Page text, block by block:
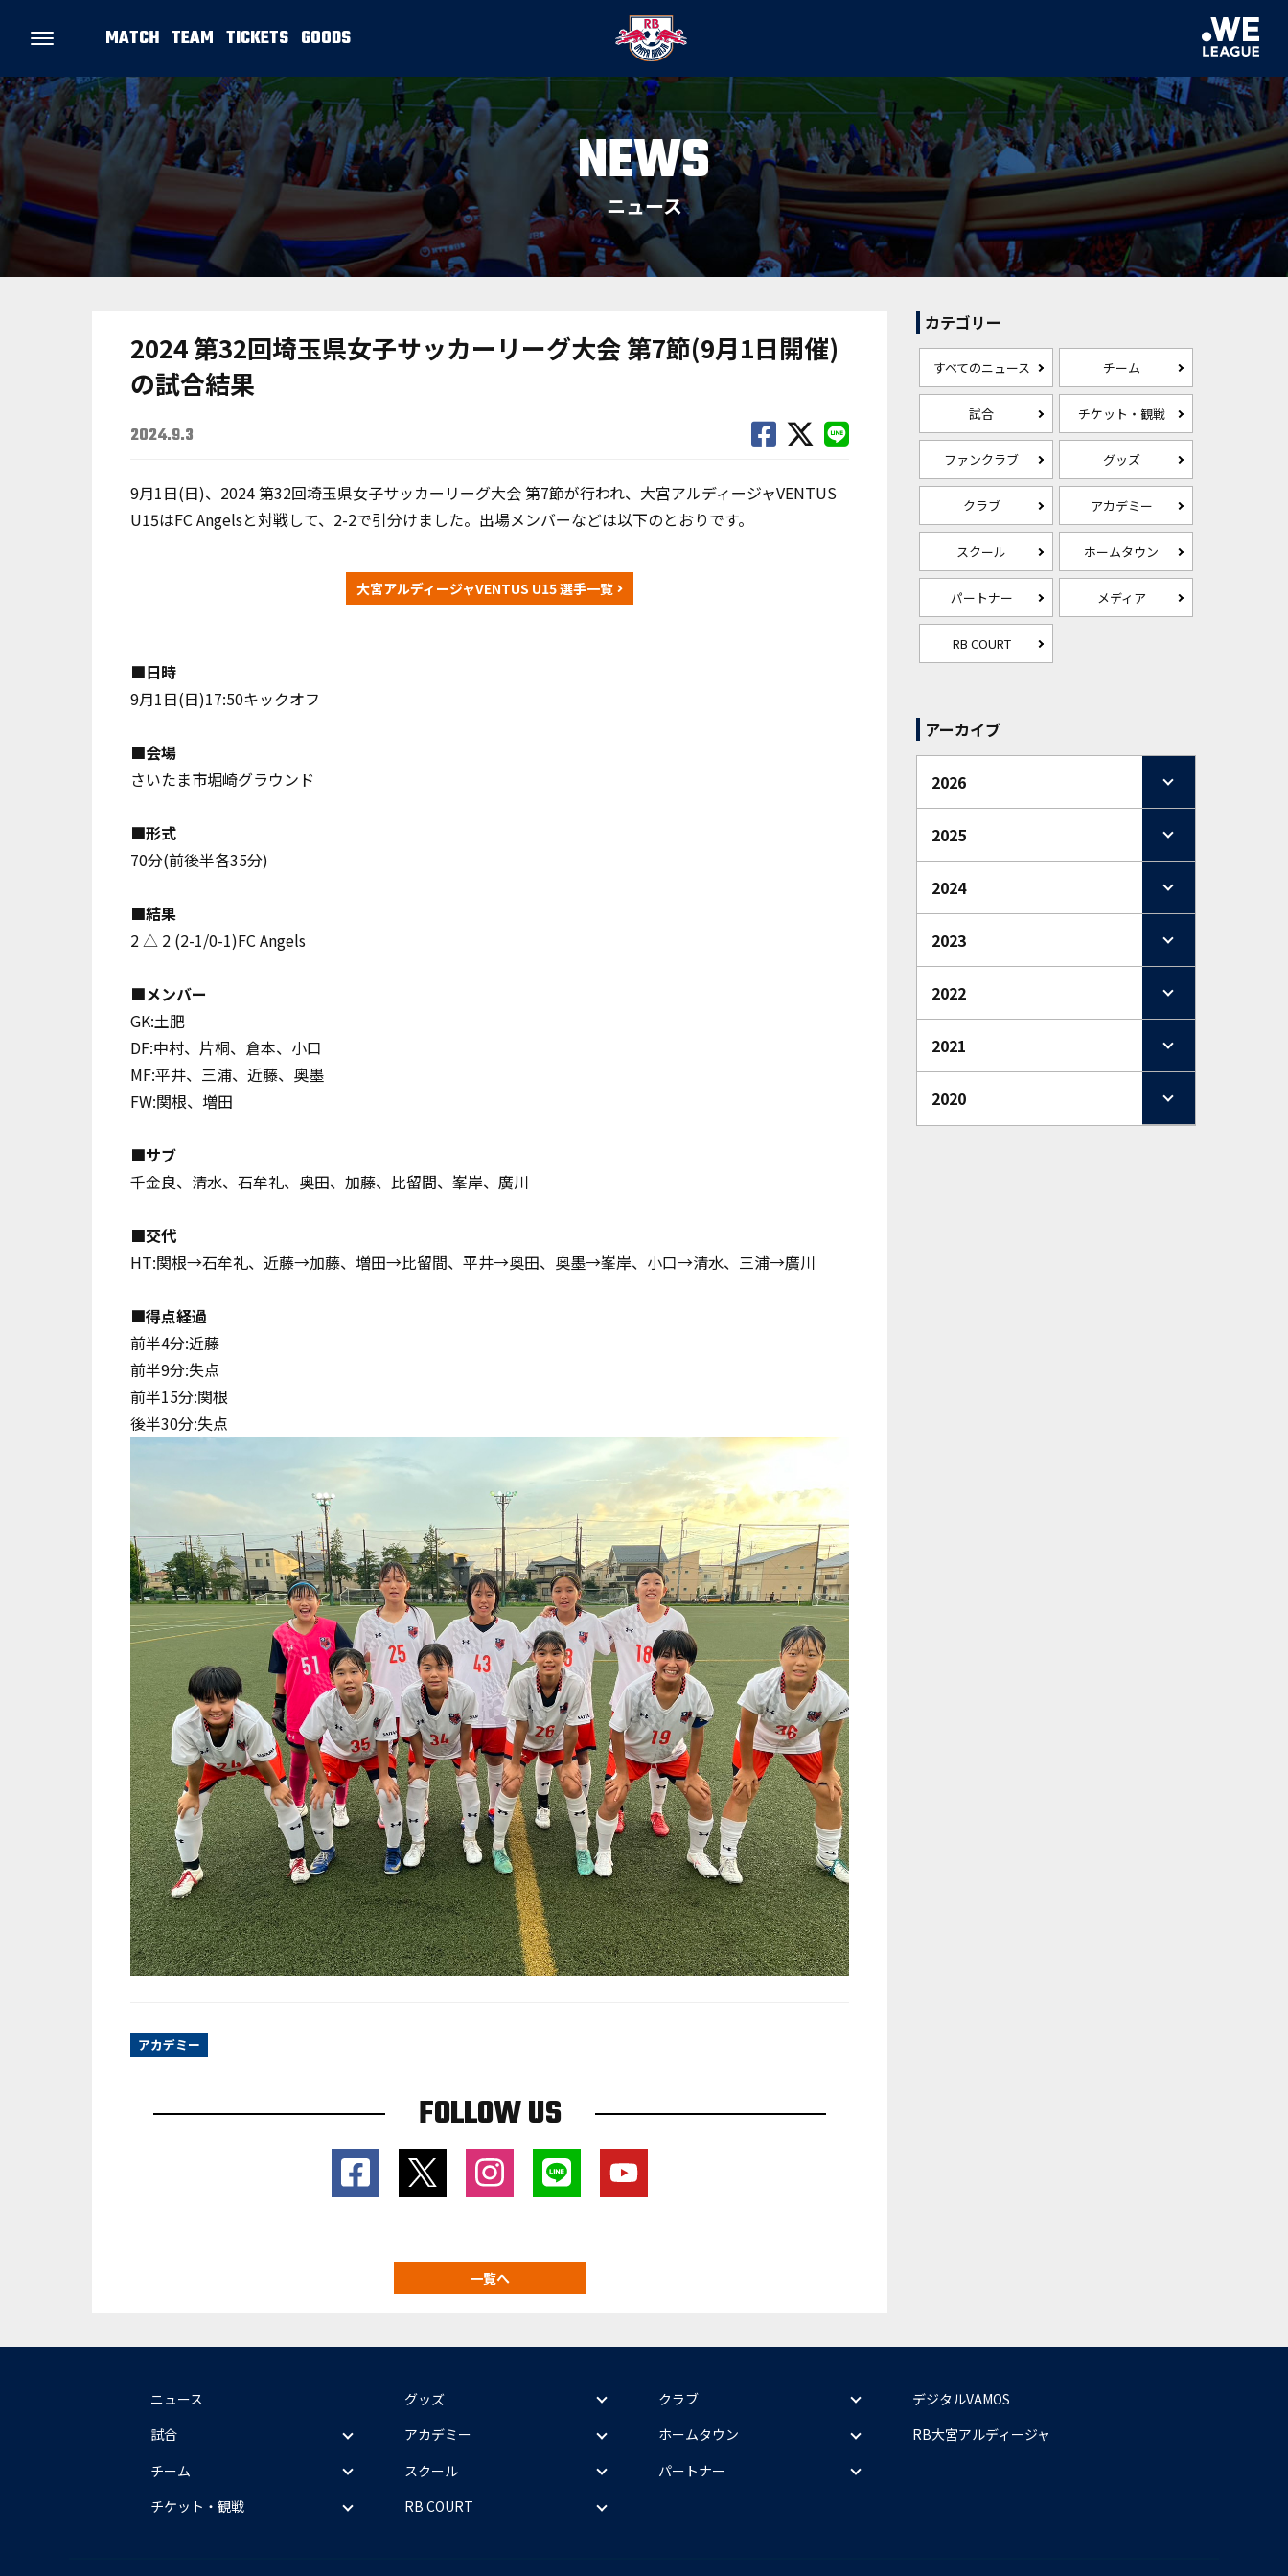
MATCH TEAM TICKETS GOODS
NEWS
ニュース
2024 第32回埼玉県女子サッカーリーグ大会 第7節(9月1日開催)
の試合結果
2024.9.3
9月1日(日)、2024 第32回埼玉県女子サッカーリーグ大会 第7節が行われ、大宮アルディージャVENTUS
U15はFC Angelsと対戦して、2-2で引分けました。出場メンバーなどは以下のとおりです。
大宮アルディージャVENTUS U15 選手一覧
■日時
9月1日(日)17:50キックオフ
■会場
さいたま市堀崎グラウンド
■形式
70分(前後半各35分)
■結果
2 △ 2 (2-1/0-1)FC Angels
■メンバー
GK:土肥
DF:中村、片桐、倉本、小口
MF:平井、三浦、近藤、奥墨
FW:関根、増田
■サブ
千金良、清水、石牟礼、奥田、加藤、比留間、峯岸、廣川
■交代
HT:関根→石牟礼、近藤→加藤、増田→比留間、平井→奥田、奥墨→峯岸、小口→清水、三浦→廣川
■得点経過
前半4分:近藤
前半9分:失点
前半15分:関根
後半30分:失点
アカデミー
FOLLOW US
一覧へ
カテゴリー
すべてのニュース チーム
試合 チケット・観戦
ファンクラブ グッズ
クラブ アカデミー
スクール ホームタウン
パートナー メディア
RB COURT
アーカイブ
2026
2025
2024
2023
2022
2021
2020
ニュース
試合
チーム
チケット・観戦
グッズ
アカデミー
スクール
RB COURT
クラブ
ホームタウン
パートナー
デジタルVAMOS
RB大宮アルディージャ